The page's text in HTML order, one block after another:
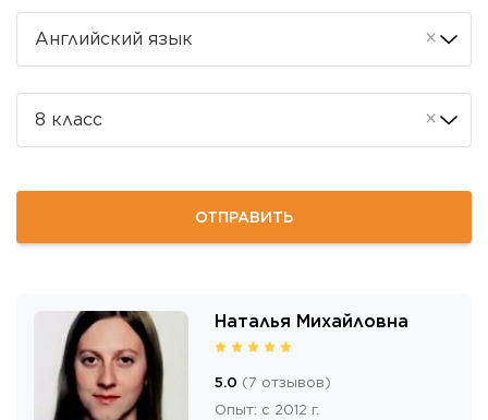
Английский язык ×
8 класс ×
ОТПРАВИТЬ
Наталья Михайловна
5.0 (7 отзывов)
Опыт: с 2012 г.